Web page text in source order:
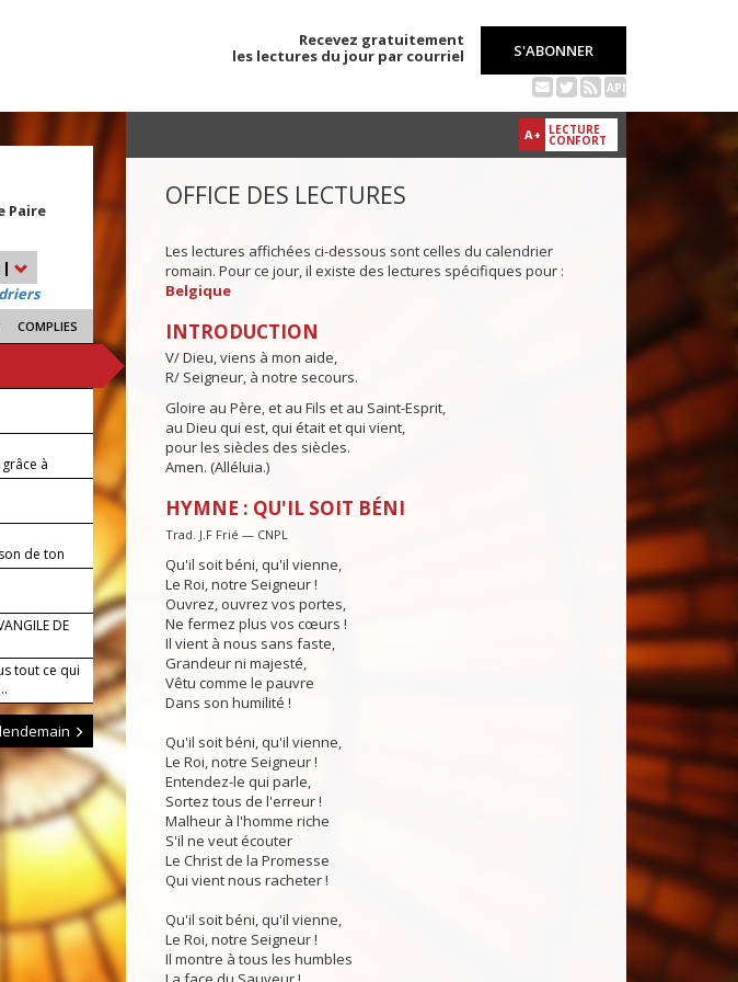
Recevez gratuitement
les lectures du jour par courriel
S'ABONNER
API
Paire
|
COMPLIES
à
de ton
DE
tout ce qui
lendemain
A+ LECTURE
CONFORT
OFFICE DES LECTURES
Les lectures affichées ci-dessous sont celles du calendrier
romain. Pour ce jour, il existe des lectures spécifiques pour :
Belgique
INTRODUCTION
V/ Dieu, viens à mon aide,
R/ Seigneur, à notre secours.
Gloire au Père, et au Fils et au Saint-Esprit,
au Dieu qui est, qui était et qui vient,
pour les siècles des siècles.
Amen. (Alléluia.)
HYMNE : QU'IL SOIT BÉNI
Trad. J.F Frié — CNPL
Qu'il soit béni, qu'il vienne,
Le Roi, notre Seigneur !
Ouvrez, ouvrez vos portes,
Ne fermez plus vos cœurs !
Il vient à nous sans faste,
Grandeur ni majesté,
Vêtu comme le pauvre
Dans son humilité !
Qu'il soit béni, qu'il vienne,
Le Roi, notre Seigneur !
Entendez-le qui parle,
Sortez tous de l'erreur !
Malheur à l'homme riche
S'il ne veut écouter
Le Christ de la Promesse
Qui vient nous racheter !
Qu'il soit béni, qu'il vienne,
Le Roi, notre Seigneur !
Il montre à tous les humbles